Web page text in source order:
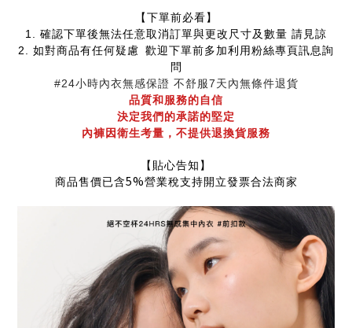
【下單前必看】
1. 確認下單後無法任意取消訂單與更改尺寸及數量 請見諒
2. 如對商品有任何疑慮 歡迎下單前多加利用粉絲專頁訊息詢
問
#24小時內衣無感保證 不舒服7天內無條件退貨
品質和服務的自信
決定我們的承諾的堅定
內褲因衛生考量，不提供退換貨服務
【貼心告知】
商品售價已含5%營業稅支持開立發票合法商家